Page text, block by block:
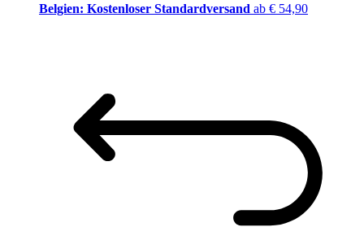
Belgien: Kostenloser Standardversand ab € 54,90